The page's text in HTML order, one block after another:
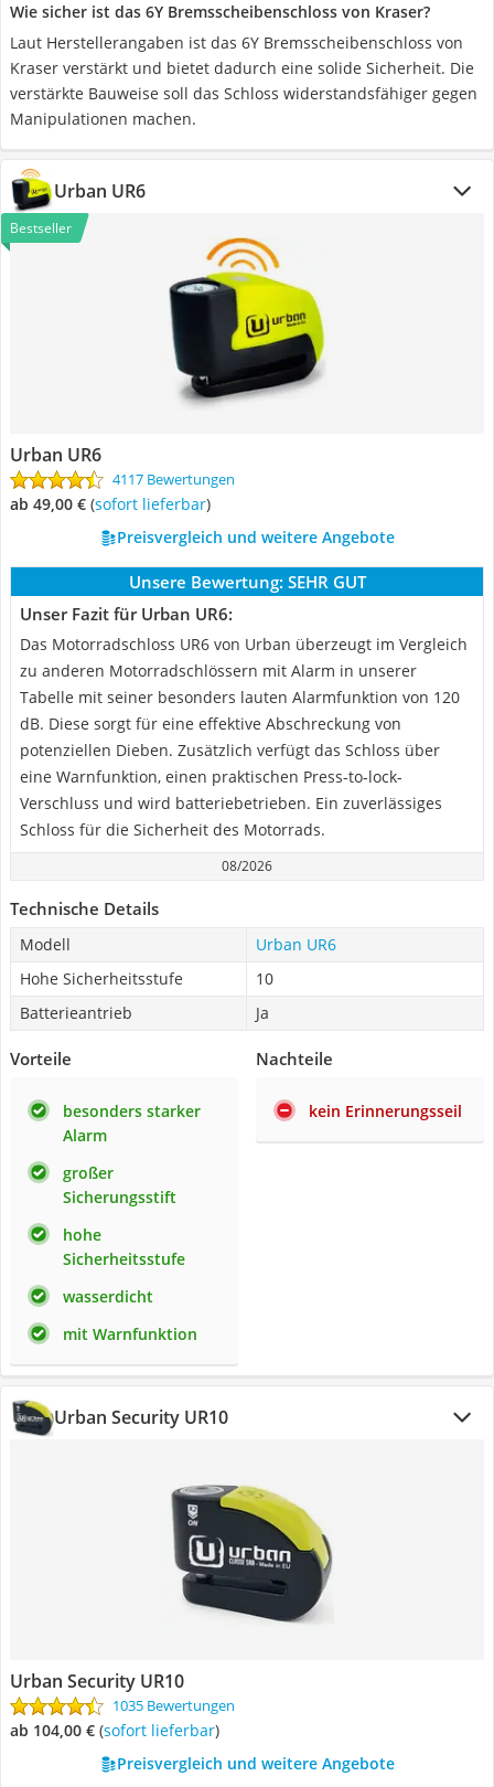
Wie sicher ist das 6Y Bremsscheibenschloss von Kraser?
Laut Herstellerangaben ist das 6Y Bremsscheibenschloss von
Kraser verstärkt und bietet dadurch eine solide Sicherheit. Die
verstärkte Bauweise soll das Schloss widerstandsfähiger gegen
Manipulationen machen.
Urban UR6
Bestseller
Urban UR6
4117 Bewertungen
ab 49,00 € ( Sofort lieferbar)
Preisvergleich und weitere Angebote
Unsere Bewertung: SEHR GUT
Unser Fazit für Urban UR6:
Das Motorradschloss UR6 von Urban überzeugt im Vergleich
zu anderen Motorradschlössern mit Alarm in unserer
Tabelle mit seiner besonders lauten Alarmfunktion von 120
dB. Diese sorgt für eine effektive Abschreckung von
potenziellen Dieben. Zusätzlich verfügt das Schloss über
eine Warnfunktion, einen praktischen Press-to-lock-
Verschluss und wird batteriebetrieben. Ein zuverlässiges
Schloss für die Sicherheit des Motorrads.
08/2026
Technische Details
Modell
Urban UR6
Hohe Sicherheitsstufe
10
Batterieantrieb
Ja
Vorteile
besonders starker
Alarm
großer
Sicherungsstift
hohe
Sicherheitsstufe
wasserdicht
mit Warnfunktion
Nachteile
kein Erinnerungsseil
Urban Security UR10
Urban Security UR10
1035 Bewertungen
ab 104,00 € ( Sofort lieferbar)
Preisvergleich und weitere Angebote